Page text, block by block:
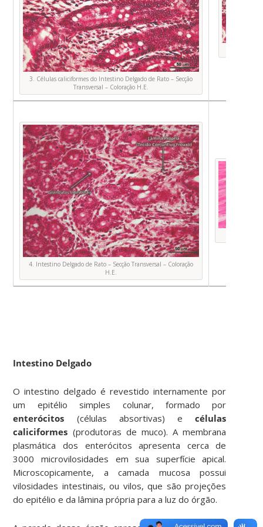
3. Células caliciformes do Intestino Delgado de Rato – Secção
Transversal – Coloração H.E.
4. Intestino Delgado de Rato – Secção Transversal – Coloração
H.E.
Intestino Delgado
O intestino delgado é revestido internamente por
um epitélio simples colunar, formado por
enterócitos (células absortivas) ecélulas
caliciformes (produtoras de muco). A membrana
plasmática dos enterócitos apresenta cerca de
3000 microvilosidades em sua superfície apical.
Microscopicamente, a camada mucosa possui
vilosidades intestinais, ou vilos, que são projeções
do epitélio e da lâmina própria para a luz do órgão.